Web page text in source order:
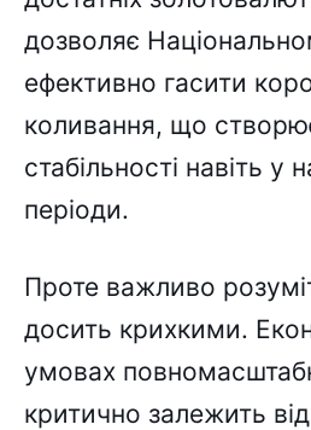
дозволяє
ефективно гасити
коливання, що
стабільності навіть у
періоди.
Проте важливо
досить крихкими.
умовах
критично залежить від